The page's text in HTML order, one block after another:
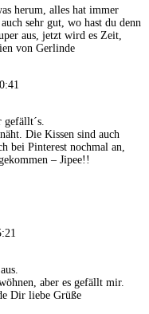
herum, alles hat immer
sehr gut, wo hast du denn
aus, jetzt wird es Zeit,
von Gerlinde
gefällt´s.
Die Kissen sind auch
bei Pinterest nochmal an,
– Jipee!!
aber es gefällt mir.
Dir liebe Grüße